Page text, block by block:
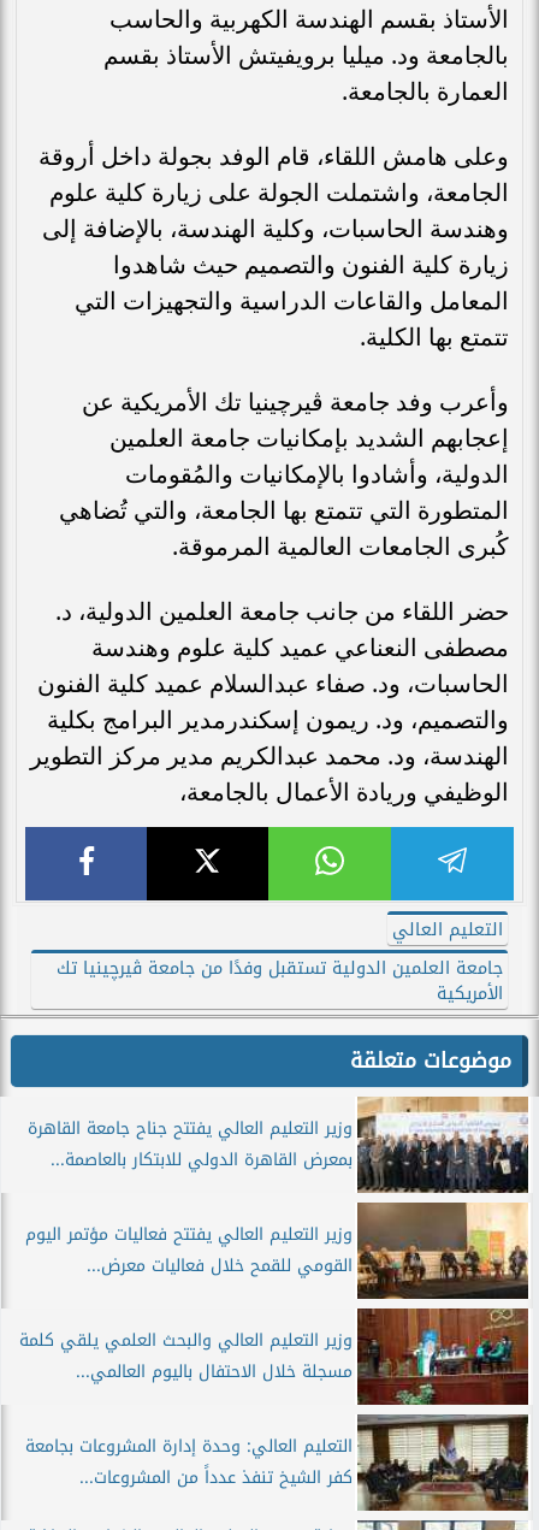
الأستاذ بقسم الهندسة الكهربية والحاسب
بالجامعة ود. ميليا برويفيتش الأستاذ بقسم
العمارة بالجامعة.
وعلى هامش اللقاء، قام الوفد بجولة داخل أروقة
الجامعة، واشتملت الجولة على زيارة كلية علوم
وهندسة الحاسبات، وكلية الهندسة، بالإضافة إلى
زيارة كلية الفنون والتصميم حيث شاهدوا
المعامل والقاعات الدراسية والتجهيزات التي
تتمتع بها الكلية.
وأعرب وفد جامعة ڤيرچينيا تك الأمريكية عن
إعجابهم الشديد بإمكانيات جامعة العلمين
الدولية، وأشادوا بالإمكانيات والمُقومات
المتطورة التي تتمتع بها الجامعة، والتي تُضاهي
كُبرى الجامعات العالمية المرموقة.
حضر اللقاء من جانب جامعة العلمين الدولية، د.
مصطفى النعناعي عميد كلية علوم وهندسة
الحاسبات، ود. صفاء عبدالسلام عميد كلية الفنون
والتصميم، ود. ريمون إسكندرمدير البرامج بكلية
الهندسة، ود. محمد عبدالكريم مدير مركز التطوير
الوظيفي وريادة الأعمال بالجامعة،
التعليم العالي
جامعة العلمين الدولية تستقبل وفدًا من جامعة ڤيرچينيا تك
الأمريكية
موضوعات متعلقة
وزير التعليم العالي يفتتح جناح جامعة القاهرة
بمعرض القاهرة الدولي للابتكار بالعاصمة...
وزير التعليم العالي يفتتح فعاليات مؤتمر اليوم
القومي للقمح خلال فعاليات معرض...
وزير التعليم العالي والبحث العلمي يلقي كلمة
مسجلة خلال الاحتفال باليوم العالمي...
التعليم العالي: وحدة إدارة المشروعات بجامعة
كفر الشيخ تنفذ عدداً من المشروعات...